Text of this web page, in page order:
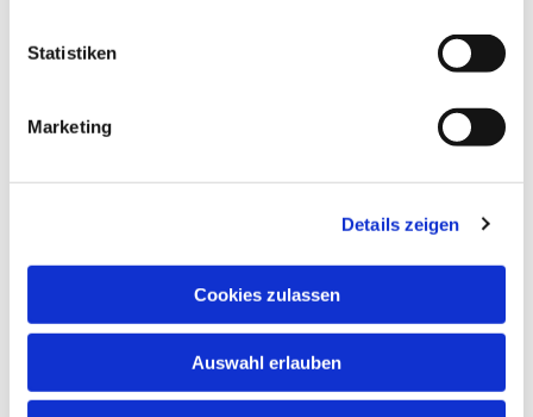
Statistiken
Marketing
Details zeigen
Cookies zulassen
Auswahl erlauben